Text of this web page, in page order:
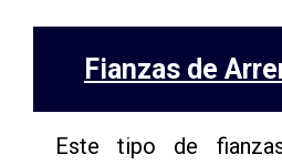
Fianzas de
Este tipo de